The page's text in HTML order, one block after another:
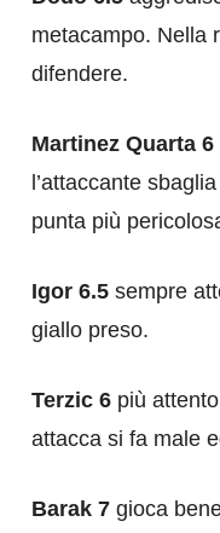
metacampo. Nella
difendere.
Martinez Quarta 6
l’attaccante
punta più
Igor 6.5 sempre
giallo preso.
Terzic 6 più
attacca si fa male
Barak 7 gioca